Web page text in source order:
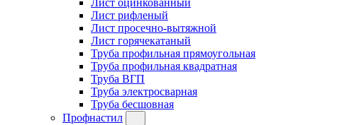
Лист оцинкованный
Лист рифленый
Лист просечно-вытяжной
Лист горячекатаный
Труба профильная прямоугольная
Труба профильная квадратная
Труба ВГП
Труба электросварная
Труба бесшовная
Профнастил